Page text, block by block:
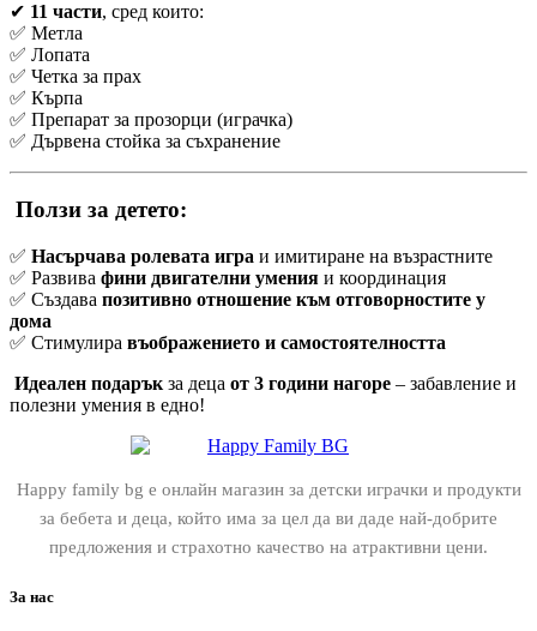
✔ 11 части, сред които:
✅ Метла
✅ Лопата
✅ Четка за прах
✅ Кърпа
✅ Препарат за прозорци (играчка)
✅ Дървена стойка за съхранение
Ползи за детето:
✅ Насърчава ролевата игра и имитиране на възрастните
✅ Развива фини двигателни умения и координация
✅ Създава позитивно отношение към отговорностите у
дома
✅ Стимулира въображението и самостоятелността
Идеален подарък за деца от 3 години нагоре – забавление и
полезни умения в едно!
Happy family bg е онлайн магазин за детски играчки и продукти
за бебета и деца, който има за цел да ви даде най-добрите
предложения и страхотно качество на атрактивни цени.
За нас